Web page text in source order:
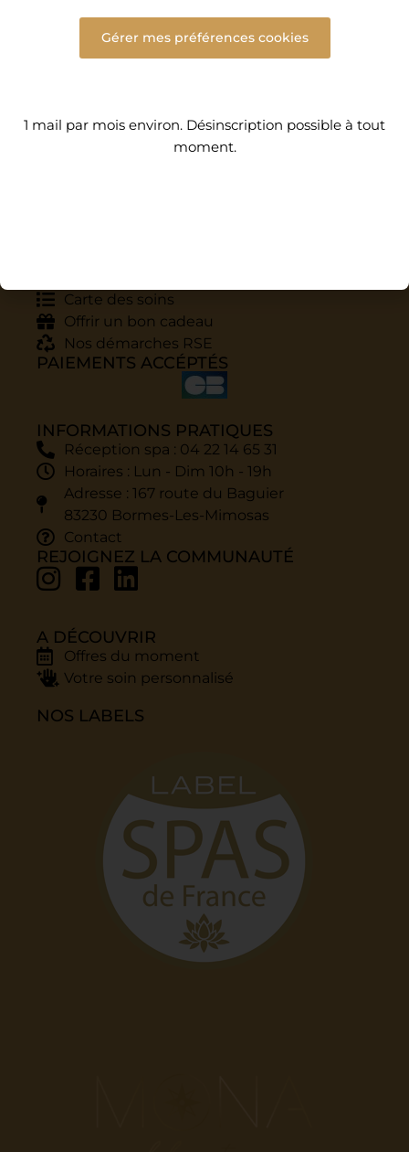
Mona Spa Lyon Ouest
Mona Spa Lyon Est
Carte des soins
Offrir un bon cadeau
Nos démarches RSE
PAIEMENTS ACCÉPTÉS
INFORMATIONS PRATIQUES
Réception spa : 04 22 14 65 31
Horaires : Lun - Dim 10h - 19h
Adresse : 167 route du Baguier
83230 Bormes-Les-Mimosas
Contact
REJOIGNEZ LA COMMUNAUTÉ
A DÉCOUVRIR
Offres du moment
Votre soin personnalisé
NOS LABELS
Gérer mes préférences cookies
1 mail par mois environ. Désinscription possible à tout
moment.